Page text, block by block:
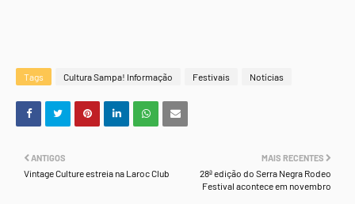
Tags Cultura Sampa! Informação Festivais Notícias
MAIS RECENTES
28ª edição do Serra Negra Rodeo
Festival acontece em novembro
ANTIGOS
Vintage Culture estreia na Laroc Club